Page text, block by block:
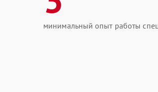
минимальный опыт работы